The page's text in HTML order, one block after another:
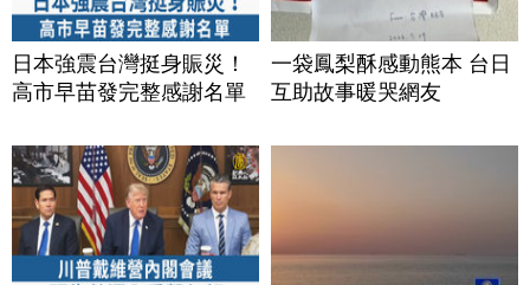
日本強震台灣挺身賑災！
高市早苗發完整感謝名單
一袋鳳梨酥感動熊本 台日
互助故事暖哭網友